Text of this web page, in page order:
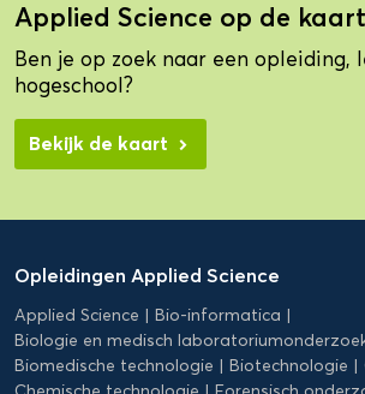
Applied Science op de kaart
Ben je op zoek naar een opleiding,
hogeschool?
Bekijk de kaart
Applied
Science
Opleidingen Applied Science
Applied Science
Bio-informatica
Biologie en medisch
Biomedische technologie
Biotechnologie